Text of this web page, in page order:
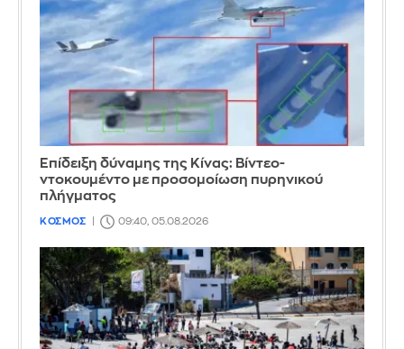
Επίδειξη δύναμης της Κίνας: Βίντεο-
ντοκουμέντο με προσομοίωση πυρηνικού
πλήγματος
ΚΟΣΜΟΣ 09:40, 05.08.2026